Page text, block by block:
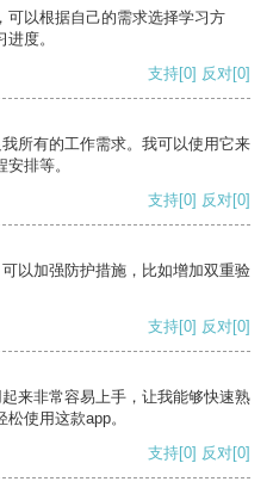
可以根据自己的需求选择学习方
度。
支持[0] 反对[0]
所有的工作需求。我可以使用它来
排等。
支持[0] 反对[0]
以加强防护措施，比如增加双重验
支持[0] 反对[0]
来非常容易上手，让我能够快速熟
使用这款app。
支持[0] 反对[0]